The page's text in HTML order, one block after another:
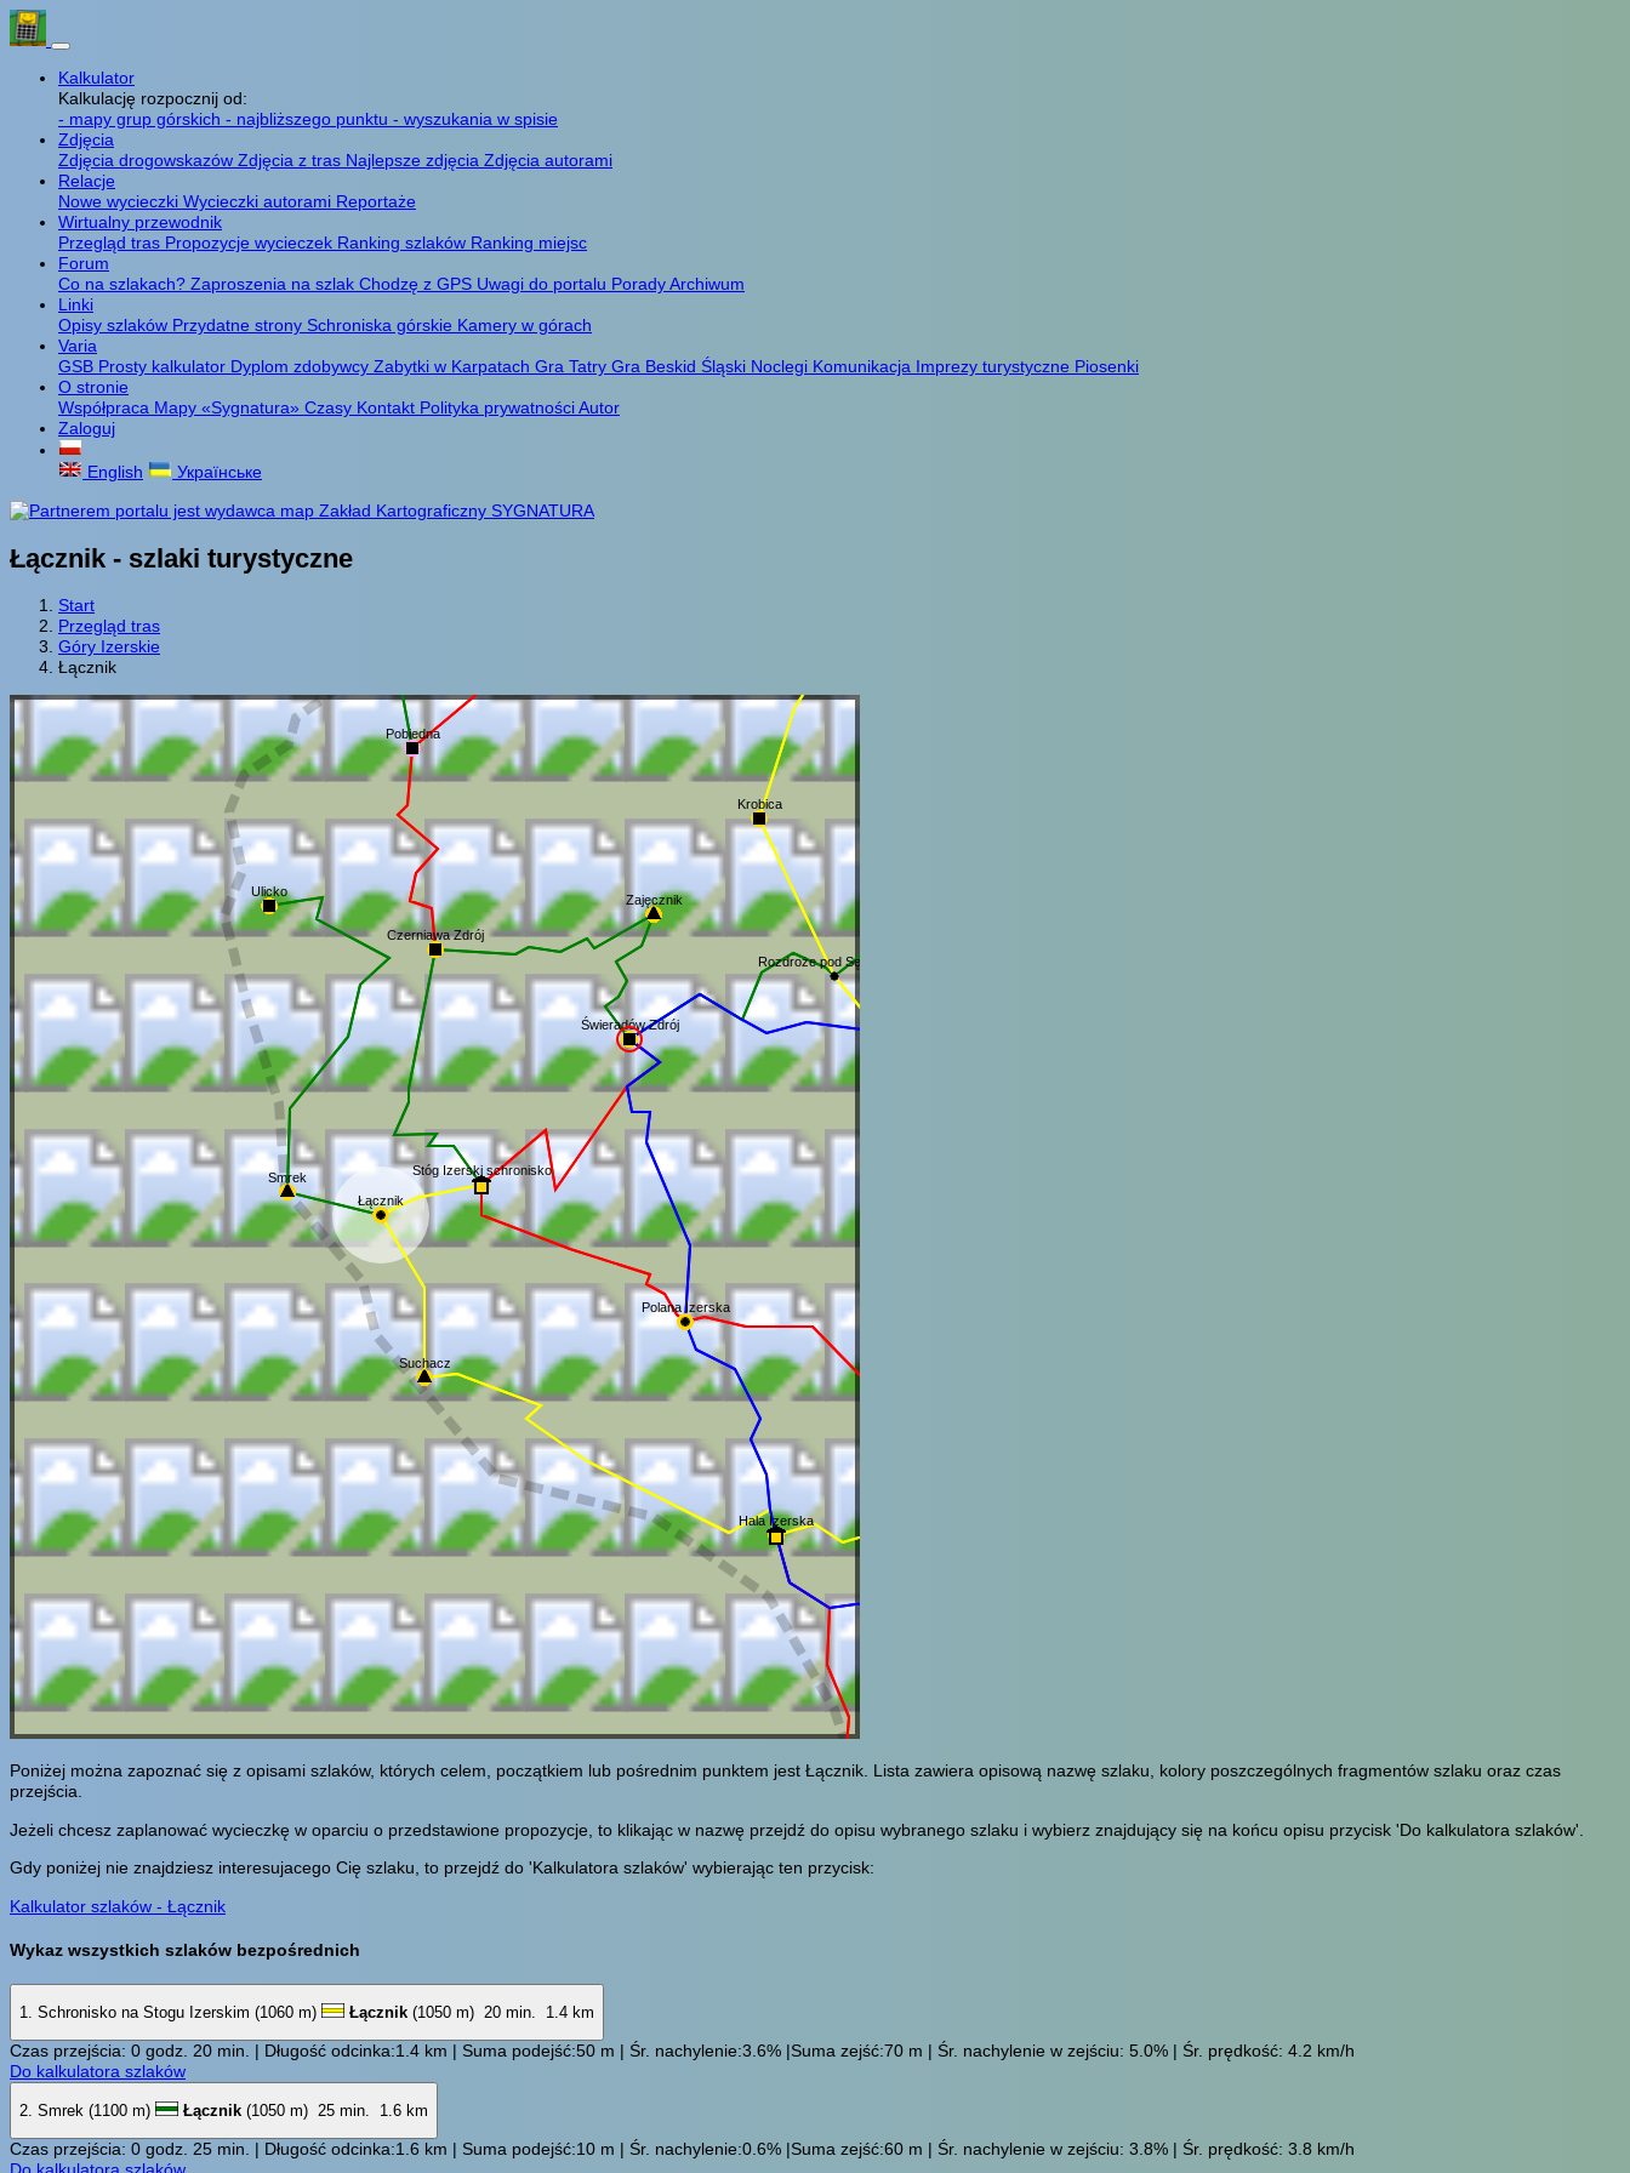
Kalkulator
Kalkulację rozpocznij od:
- mapy grup górskich - najbliższego punktu - wyszukania w spisie
Zdjęcia
Zdjęcia drogowskazów Zdjęcia z tras Najlepsze zdjęcia Zdjęcia autorami
Relacje
Nowe wycieczki Wycieczki autorami Reportaże
Wirtualny przewodnik
Przegląd tras Propozycje wycieczek Ranking szlaków Ranking miejsc
Forum
Co na szlakach? Zaproszenia na szlak Chodzę z GPS Uwagi do portalu PoradyArchiwum
Linki
Opisy szlaków Przydatne strony Schroniska górskie Kamery w górach
Varia
GSB Prosty kalkulator Dyplom zdobywcy Zabytki w Karpatach Gra Tatry Gra Beskid Śląski Noclegi Komunikacja Imprezy turystyczne Piosenki
O stronie
Współpraca Mapy «Sygnatura» Czasy Kontakt Polityka prywatnościAutor
Zaloguj
English Українське
Łącznik - szlaki turystyczne
Start
Przegląd tras
Góry Izerskie
Łącznik
Czerniawa Zdrój
Hala Izerska
Krobica
Łącznik
Pobiedna
Polana Izerska
Rozdroże pod Sępią Górą
Smrek Stóg Izerski schronisko
Suchacz
Świeradów Zdrój
Ulicko
Zajęcznik
Poniżej można zapoznać się z opisami szlaków, których celem, początkiem lub pośrednim punktem jest Łącznik. Lista zawiera opisową nazwę szlaku, kolory poszczególnych fragmentów szlaku oraz czas
przejścia.
Jeżeli chcesz zaplanować wycieczkę w oparciu o przedstawione propozycje, to klikając w nazwę przejdź do opisu wybranego szlaku i wybierz znajdujący się na końcu opisu przycisk 'Do kalkulatora szlaków'.
Gdy poniżej nie znajdziesz interesujacego Cię szlaku, to przejdź do 'Kalkulatora szlaków' wybierając ten przycisk:
Kalkulator szlaków - Łącznik
Wykaz wszystkich szlaków bezpośrednich
1. Schronisko na Stogu Izerskim (1060 m) Łącznik (1050 m) 20 min. 1.4 km
Czas przejścia: 0 godz. 20 min. | Długość odcinka:1.4 km | Suma podejść:50 m | Śr. nachylenie:3.6% |Suma zejść:70 m | Śr. nachylenie w zejściu: 5.0% | Śr. prędkość: 4.2 km/h
Do kalkulatora szlaków
2. Smrek (1100 m) Łącznik (1050 m) 25 min. 1.6 km
Czas przejścia: 0 godz. 25 min. | Długość odcinka:1.6 km | Suma podejść:10 m | Śr. nachylenie:0.6% |Suma zejść:60 m | Śr. nachylenie w zejściu: 3.8% | Śr. prędkość: 3.8 km/h
Do kalkulatora szlaków